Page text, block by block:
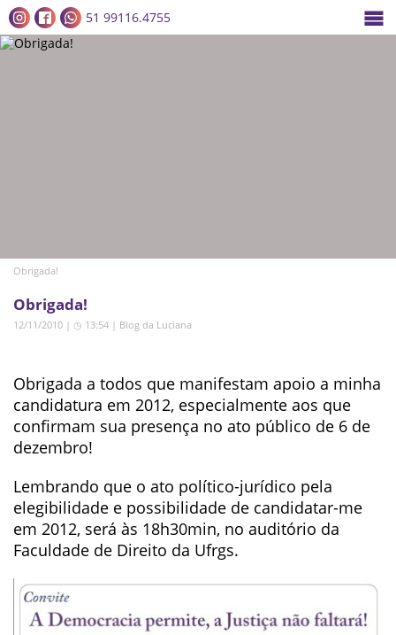
51 99116.4755
Obrigada!
Obrigada!
12/11/2010 | ◷ 13:54 | Blog da Luciana
Obrigada a todos que manifestam apoio a minha
candidatura em 2012, especialmente aos que
confirmam sua presença no ato público de 6 de
dezembro!
Lembrando que o ato político-jurídico pela
elegibilidade e possibilidade de candidatar-me
em 2012, será às 18h30min, no auditório da
Faculdade de Direito da Ufrgs.